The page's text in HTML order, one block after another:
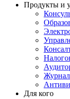
Продукты и
Журнал
Для кого